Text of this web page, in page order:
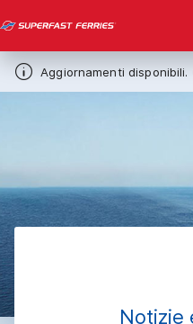
Aggiornamenti disponibili.
Notizie